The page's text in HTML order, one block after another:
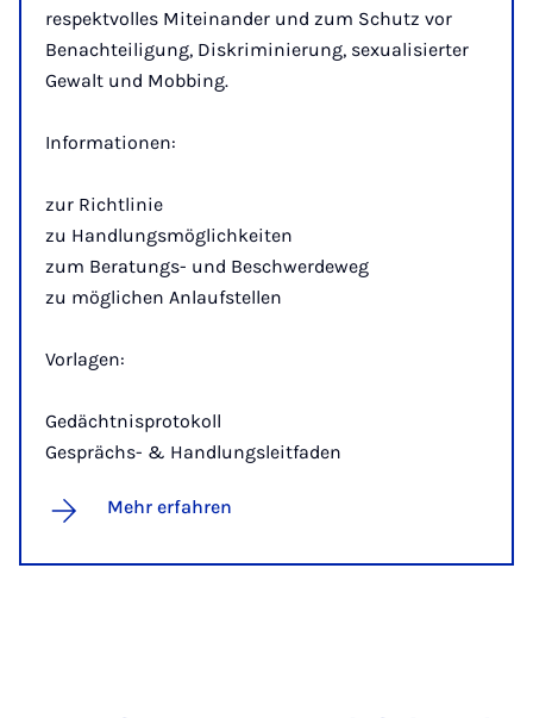
respektvolles Miteinander und zum Schutz vor
Benachteiligung, Diskriminierung, sexualisierter
Gewalt und Mobbing.
Informationen:
zur Richtlinie
zu Handlungsmöglichkeiten
zum Beratungs- und Beschwerdeweg
zu möglichen Anlaufstellen
Vorlagen:
Gedächtnisprotokoll
Gesprächs- & Handlungsleitfaden
Mehr erfahren